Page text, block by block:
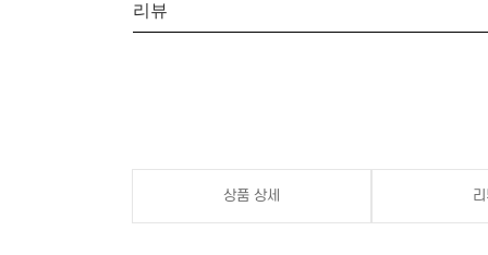
리뷰
상품 상세